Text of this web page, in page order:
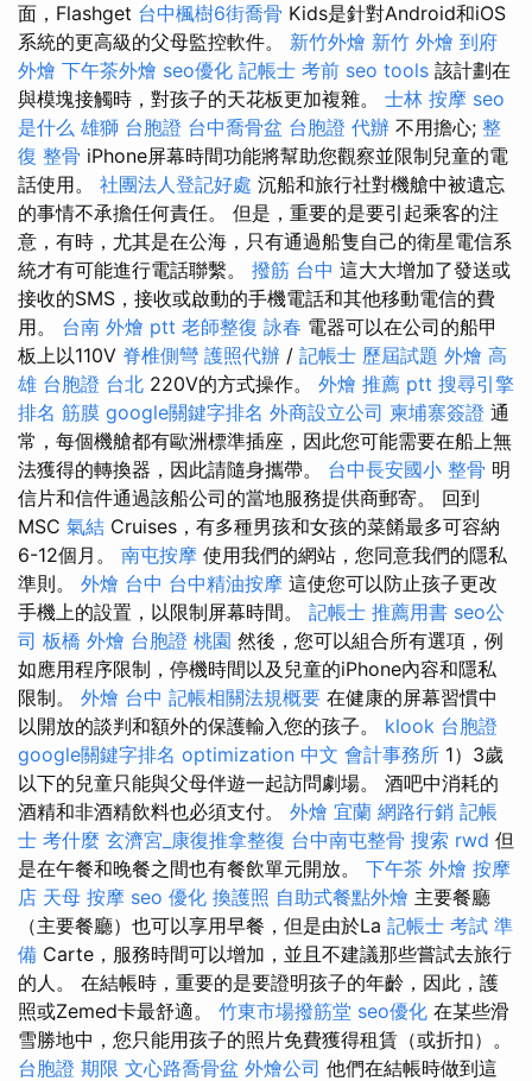
面，Flashget 台中楓樹6街喬骨 Kids是針對Android和iOS
系統的更高級的父母監控軟件。 新竹外燴 新竹 外燴 到府
外燴 下午茶外燴 seo優化 記帳士 考前 seo tools 該計劃在
與模塊接觸時，對孩子的天花板更加複雜。 士林 按摩 seo
是什么 雄獅 台胞證 台中喬骨盆 台胞證 代辦 不用擔心; 整
復 整骨 iPhone屏幕時間功能將幫助您觀察並限制兒童的電
話使用。 社團法人登記好處 沉船和旅行社對機艙中被遺忘
的事情不承擔任何責任。 但是，重要的是要引起乘客的注
意，有時，尤其是在公海，只有通過船隻自己的衛星電信系
統才有可能進行電話聯繫。 撥筋 台中 這大大增加了發送或
接收的SMS，接收或啟動的手機電話和其他移動電信的費
用。 台南 外燴 ptt 老師整復 詠春 電器可以在公司的船甲
板上以110V 脊椎側彎 護照代辦 / 記帳士 歷屆試題 外燴 高
雄 台胞證 台北 220V的方式操作。 外燴 推薦 ptt 搜尋引擎
排名 筋膜 google關鍵字排名 外商設立公司 柬埔寨簽證 通
常，每個機艙都有歐洲標準插座，因此您可能需要在船上無
法獲得的轉換器，因此請隨身攜帶。 台中長安國小 整骨 明
信片和信件通過該船公司的當地服務提供商郵寄。 回到
MSC 氣結 Cruises，有多種男孩和女孩的菜餚最多可容納
6-12個月。 南屯按摩 使用我們的網站，您同意我們的隱私
準則。 外燴 台中 台中精油按摩 這使您可以防止孩子更改
手機上的設置，以限制屏幕時間。 記帳士 推薦用書 seo公
司 板橋 外燴 台胞證 桃園 然後，您可以組合所有選項，例
如應用程序限制，停機時間以及兒童的iPhone內容和隱私
限制。 外燴 台中 記帳相關法規概要 在健康的屏幕習慣中
以開放的談判和額外的保護輸入您的孩子。 klook 台胞證
google關鍵字排名 optimization 中文 會計事務所 1）3歲
以下的兒童只能與父母伴遊一起訪問劇場。 酒吧中消耗的
酒精和非酒精飲料也必須支付。 外燴 宜蘭 網路行銷 記帳
士 考什麼 玄濟宮_康復推拿整復 台中南屯整骨 搜索 rwd 但
是在午餐和晚餐之間也有餐飲單元開放。 下午茶 外燴 按摩
店 天母 按摩 seo 優化 換護照 自助式餐點外燴 主要餐廳
（主要餐廳）也可以享用早餐，但是由於La 記帳士 考試 準
備 Carte，服務時間可以增加，並且不建議那些嘗試去旅行
的人。 在結帳時，重要的是要證明孩子的年齡，因此，護
照或Zemed卡最舒適。 竹東市場撥筋堂 seo優化 在某些滑
雪勝地中，您只能用孩子的照片免費獲得租賃（或折扣）。
台胞證 期限 文心路喬骨盆 外燴公司 他們在結帳時做到這